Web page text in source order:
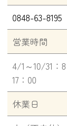
0848-63-8195
営業時間
4/1～10/31：
17：00
休業日